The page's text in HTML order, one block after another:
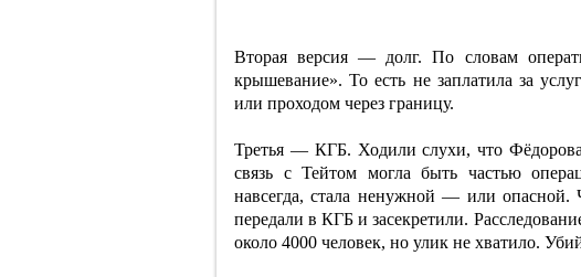
Вторая версия — долг. По словам
крышевание». То есть не заплатила за
или проходом через границу.
Третья — КГБ. Ходили слухи, что
связь с Тейтом могла быть частью
навсегда, стала ненужной — или опасной.
передали в КГБ и засекретили.
около 4000 человек, но улик не хватило.